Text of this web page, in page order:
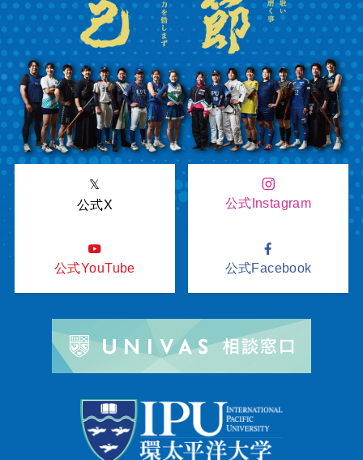
𝕏
公式X
公式Instagram
公式YouTube 公式Facebook